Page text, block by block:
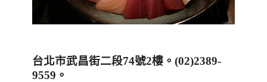
台北市武昌街二段74號2樓。 (02)2389-
9559 。